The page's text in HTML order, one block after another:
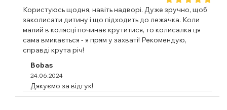
Користуюсь щодня, навіть надворі. Дуже зручно, щоб
заколисати дитину і що підходить до лежачка. Коли
малий в колясці починає крутитися, то колисалка ця
сама вмикається - я прям у захваті! Рекомендую,
справді крута річ!
Bobas
24.06.2024
Дякуємо за відгук!